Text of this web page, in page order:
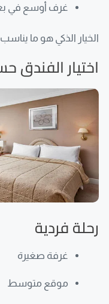
غرف أوسع في
الخيار الذكي هو ما
اختيار الفندق
رحلة فردية
غرفة صغيرة
موقع متوسط